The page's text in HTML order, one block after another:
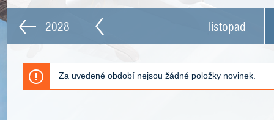
2028 listopad
Za uvedené období nejsou žádné položky novinek.